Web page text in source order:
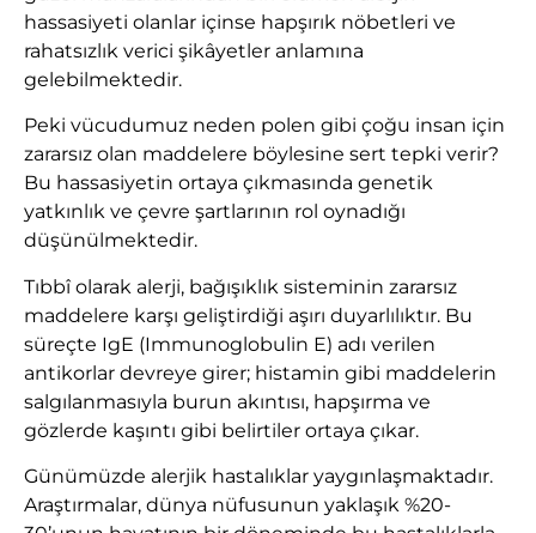
hassasiyeti olanlar içinse hapşırık nöbetleri ve
rahatsızlık verici şikâyetler anlamına
gelebilmektedir.
Peki vücudumuz neden polen gibi çoğu insan için
zararsız olan maddelere böylesine sert tepki verir?
Bu hassasiyetin ortaya çıkmasında genetik
yatkınlık ve çevre şartlarının rol oynadığı
düşünülmektedir.
Tıbbî olarak alerji, bağışıklık sisteminin zararsız
maddelere karşı geliştirdiği aşırı duyarlılıktır. Bu
süreçte IgE (Immunoglobulin E) adı verilen
antikorlar devreye girer; histamin gibi maddelerin
salgılanmasıyla burun akıntısı, hapşırma ve
gözlerde kaşıntı gibi belirtiler ortaya çıkar.
Günümüzde alerjik hastalıklar yaygınlaşmaktadır.
Araştırmalar, dünya nüfusunun yaklaşık %20-